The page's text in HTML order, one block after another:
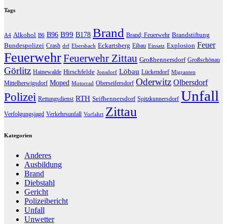
Tags
A4 Alkohol B6 B96 B99 B178 Brand Brand; Feuerwehr Brandstiftung
Bundespolizei Crash drf Ebersbach Eckartsberg Eibau Einsatz Explosion Feuer
FeuerwehrFeuerwehr Zittau Großhennersdorf Großschönau
Görlitz Hainewalde Hirschfelde Jonsdorf Löbau Lückendorf Migranten
Mittelherwigsdorf Moped Motorrad Oberseifersdorf Oderwitz Olbersdorf
Polizei Rettungsdienst RTH Seifhennersdorf Spitzkunnersdorf Unfall
Verfolgungsjagd Verkehrsunfall Vorfahrt Zittau
Kategorien
Anderes
Ausbildung
Brand
Diebstahl
Gericht
Polizeibericht
Unfall
Unwetter